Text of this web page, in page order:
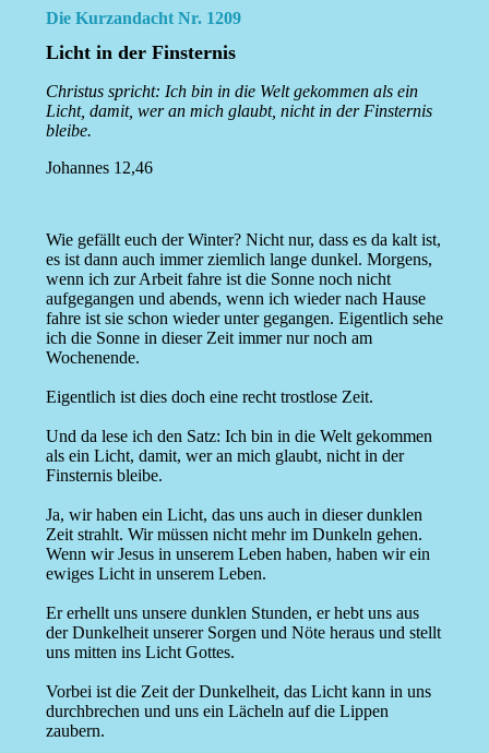
Die Kurzandacht Nr. 1209
Licht in der Finsternis
Christus spricht: Ich bin in die Welt gekommen als ein
Licht, damit, wer an mich glaubt, nicht in der Finsternis
bleibe.
Johannes 12,46
Wie gefällt euch der Winter? Nicht nur, dass es da kalt ist,
es ist dann auch immer ziemlich lange dunkel. Morgens,
wenn ich zur Arbeit fahre ist die Sonne noch nicht
aufgegangen und abends, wenn ich wieder nach Hause
fahre ist sie schon wieder unter gegangen. Eigentlich sehe
ich die Sonne in dieser Zeit immer nur noch am
Wochenende.
Eigentlich ist dies doch eine recht trostlose Zeit.
Und da lese ich den Satz: Ich bin in die Welt gekommen
als ein Licht, damit, wer an mich glaubt, nicht in der
Finsternis bleibe.
Ja, wir haben ein Licht, das uns auch in dieser dunklen
Zeit strahlt. Wir müssen nicht mehr im Dunkeln gehen.
Wenn wir Jesus in unserem Leben haben, haben wir ein
ewiges Licht in unserem Leben.
Er erhellt uns unsere dunklen Stunden, er hebt uns aus
der Dunkelheit unserer Sorgen und Nöte heraus und stellt
uns mitten ins Licht Gottes.
Vorbei ist die Zeit der Dunkelheit, das Licht kann in uns
durchbrechen und uns ein Lächeln auf die Lippen
zaubern.